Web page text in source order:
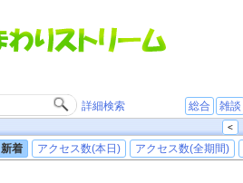
詳細検索 総合 雑談
<
新着 アクセス数(本日) アクセス数(全期間)